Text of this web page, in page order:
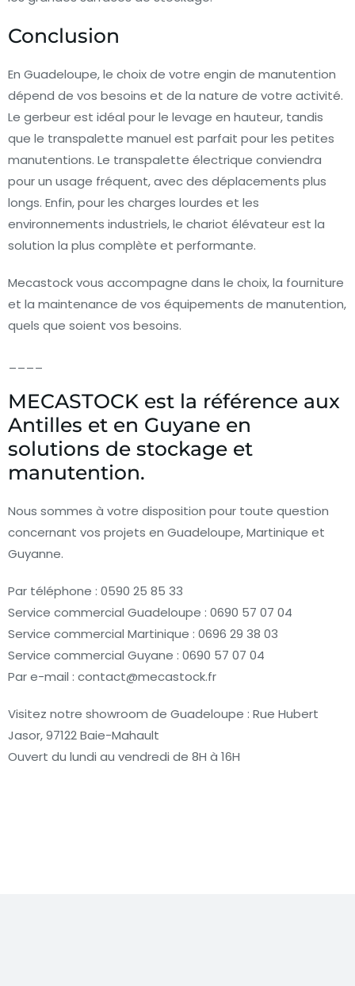
Conclusion
En Guadeloupe, le choix de votre engin de manutention
dépend de vos besoins et de la nature de votre activité.
Le gerbeur est idéal pour le levage en hauteur, tandis
que le transpalette manuel est parfait pour les petites
manutentions. Le transpalette électrique conviendra
pour un usage fréquent, avec des déplacements plus
longs. Enfin, pour les charges lourdes et les
environnements industriels, le chariot élévateur est la
solution la plus complète et performante.
Mecastock vous accompagne dans le choix, la fourniture
et la maintenance de vos équipements de manutention,
quels que soient vos besoins.
MECASTOCK est la référence aux
Antilles et en Guyane en
solutions de stockage et
manutention.
Nous sommes à votre disposition pour toute question
concernant vos projets en Guadeloupe, Martinique et
Guyanne.
Par téléphone : 0590 25 85 33
Service commercial Guadeloupe : 0690 57 07 04
Service commercial Martinique : 0696 29 38 03
Service commercial Guyane : 0690 57 07 04
Par e-mail : contact@mecastock.fr
Visitez notre showroom de Guadeloupe : Rue Hubert
Jasor, 97122 Baie-Mahault
Ouvert du lundi au vendredi de 8H à 16H